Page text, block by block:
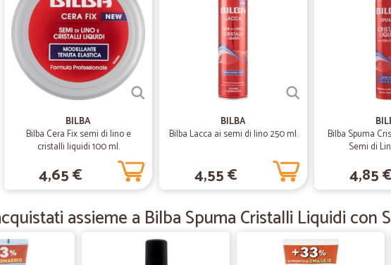
Ottimo supermercato on-
Ottimo supermercato on-line,
Trustpilot
Ottima azienda
Nazzarena B.
puntuali e precisi.
puntuali e precisi.
—
BILBA
Bilba Cera Fix semi di lino e
cristalli liquidi 100 ml.
4,65 €
BILBA
Bilba Lacca ai semi di lino 250 ml.
4,55 €
Bilba Spuma
Semi di
4,85 €
assieme a Bilba Spuma Cristalli Liquidi con